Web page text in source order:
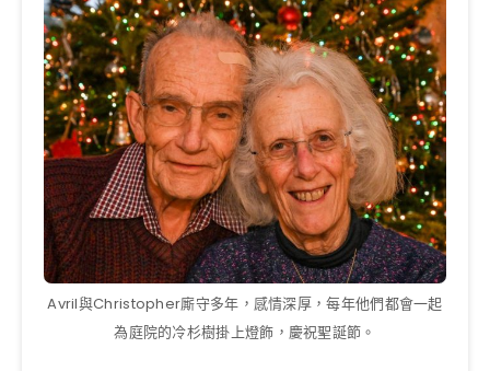
Avril與Christopher廝守多年，感情深厚，每年他們都會一起
為庭院的冷杉樹掛上燈飾，慶祝聖誕節。